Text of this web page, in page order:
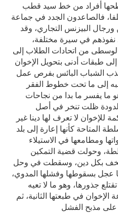
أفراد من خط سيد قطب
فالصاعدون الجدد في جماعة
ورجال البيزنس التجاري، وقد
نفوذهم في سيرة مختلفة،
من اتحادات الطلاب إلى
إلى طبقات أدنى بتحويل الإخوان
الشباب البائس بفرص عمل
إلى ما تحت خطوط الفقر
ما يفسر ما بدا من نجاحات
الدودة ظلت تنخر في أصل
للإخوان لا تعرف لها دينا غير
المتاحة كأنها إعارة إلى بلد
ومطامعها في الاستيلاء
وحولت قضية التمكين
يستخف بكل دين، وسقطت في وحل
ما عجل بسقوطها وفشلها المدوي،
جذورها، وهو ما لا تعيه
الإخوان في طبعتها الثانية، ثم
على مذبح الفشل